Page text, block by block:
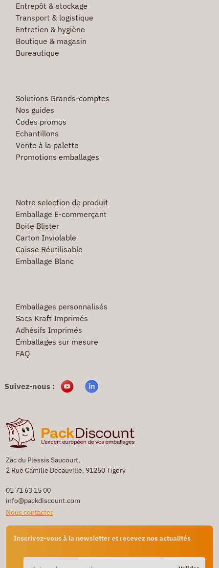
Zac du Plessis Saucourt,
2 Rue Camille Decauville, 91250 Tigery
01 71 63 15 00
info@packdiscount.com
Nous contacter
Inscrivez-vous à la newsletter et recevez nos actualités
Entrepôt & stockage
Transport & logistique
Entretien & hygiène
Boutique & magasin
Bureautique
Solutions Grands-comptes
Nos guides
Codes promos
Echantillons
Vente à la palette
Promotions emballages
Notre selection de produit
Emballage E-commerçant
Boite Blister
Carton Inviolable
Caisse Réutilisable
Emballage Blanc
Emballages personnalisés
Sacs Kraft Imprimés
Adhésifs Imprimés
Emballages sur mesure
FAQ
Suivez-nous :